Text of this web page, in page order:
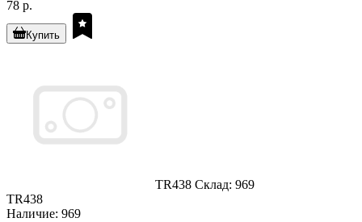
78 р.
Купить
TR438 Склад: 969
TR438
Наличие: 969